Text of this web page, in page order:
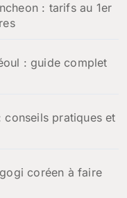
: tarifs au 1er
: guide complet
conseils pratiques et
coréen à faire